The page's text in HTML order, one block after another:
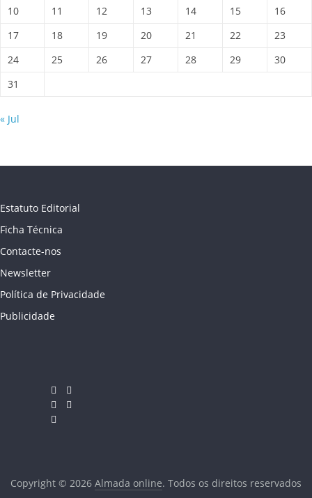
10
11 12 13 14 15
16
17
18 19 20 21 22
23
24
25 26 27 28 29
30
31
« Jul
Estatuto Editorial
Ficha Técnica
Contacte-nos
Newsletter
Política de Privacidade
Publicidade
Copyright © 2026 Almada online. Todos os direitos reservados